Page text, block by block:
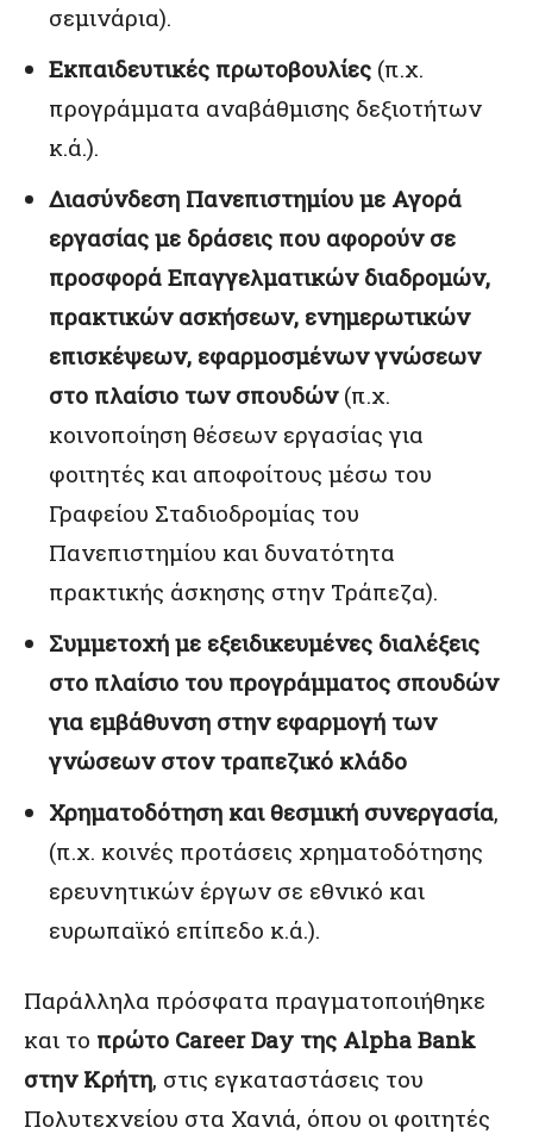
σεμινάρια).
Εκπαιδευτικές πρωτοβουλίες (π.χ.
προγράμματα αναβάθμισης δεξιοτήτων
κ.ά.).
Διασύνδεση Πανεπιστημίου με Αγορά
εργασίας με δράσεις που αφορούν σε
προσφορά Επαγγελματικών διαδρομών,
πρακτικών ασκήσεων, ενημερωτικών
επισκέψεων, εφαρμοσμένων γνώσεων
στο πλαίσιο των σπουδών (π.χ.
κοινοποίηση θέσεων εργασίας για
φοιτητές και αποφοίτους μέσω του
Γραφείου Σταδιοδρομίας του
Πανεπιστημίου και δυνατότητα
πρακτικής άσκησης στην Τράπεζα).
Συμμετοχή με εξειδικευμένες διαλέξεις
στο πλαίσιο του προγράμματος σπουδών
για εμβάθυνση στην εφαρμογή των
γνώσεων στον τραπεζικό κλάδο
Χρηματοδότηση και θεσμική συνεργασία,
(π.χ. κοινές προτάσεις χρηματοδότησης
ερευνητικών έργων σε εθνικό και
ευρωπαϊκό επίπεδο κ.ά.).
Παράλληλα πρόσφατα πραγματοποιήθηκε
και το πρώτο Career Day της Alpha Bank
στην Κρήτη, στις εγκαταστάσεις του
Πολυτεχνείου στα Χανιά, όπου οι φοιτητές